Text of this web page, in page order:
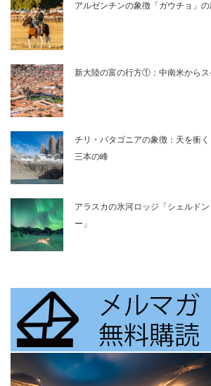
アルゼンチンの象徴「ガウチョ」
新大陸の富の行方①：中南米から
チリ・パタゴニアの象徴：天を衝
三本の峰
アラスカの氷河ロッジ「シェルド
ー」